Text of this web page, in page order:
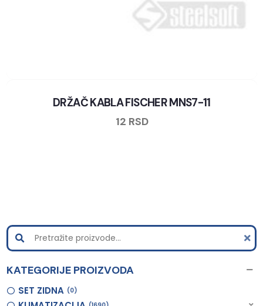
DRŽAČ KABLA FISCHER MNS7-11
12 RSD
KATEGORIJE PROIZVODA
SET ZIDNA 0